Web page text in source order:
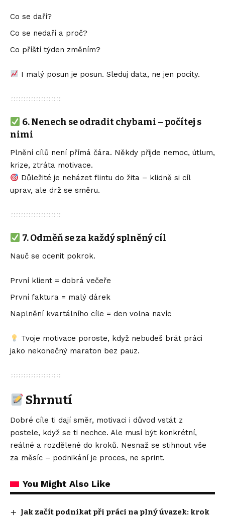
Co se daří?
Co se nedaří a proč?
Co příští týden změním?
I malý posun je posun. Sleduj data, ne jen pocity.
6.Nenech se odradit chybami – počítej s
nimi
Plnění cílů není přímá čára. Někdy přijde nemoc, útlum,
krize, ztráta motivace.
Důležité je neházet flintu do žita – klidně si cíl
uprav, ale drž se směru.
7.Odměň se za každý splněný cíl
Nauč se ocenit pokrok.
První klient = dobrá večeře
První faktura = malý dárek
Naplnění kvartálního cíle = den volna navíc
Tvoje motivace poroste, když nebudeš brát práci
jako nekonečný maraton bez pauz.
Shrnutí
Dobré cíle ti dají směr, motivaci i důvod vstát z
postele, když se ti nechce. Ale musí být konkrétní,
reálné a rozdělené do kroků. Nesnaž se stihnout vše
za měsíc – podnikání je proces, ne sprint.
You Might Also Like
Jak začít podnikat při práci na plný úvazek: krok